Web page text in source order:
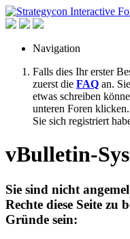
Navigation
Falls dies Ihr erster
zuerst die FAQ an.
etwas schreiben
unteren Foren
Sie sich registriert
vBulletin-
Sie sind nicht
Rechte diese Seite zu
Gründe sein: